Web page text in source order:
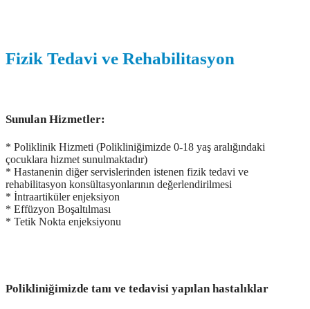
Fizik Tedavi ve Rehabilitasyon
Sunulan Hizmetler:
* Poliklinik Hizmeti (Polikliniğimizde 0-18 yaş aralığındaki
çocuklara hizmet sunulmaktadır)
* Hastanenin diğer servislerinden istenen fizik tedavi ve
rehabilitasyon konsültasyonlarının değerlendirilmesi
* İntraartiküler enjeksiyon
* Effüzyon Boşaltılması
* Tetik Nokta enjeksiyonu
Polikliniğimizde tanı ve tedavisi yapılan hastalıklar